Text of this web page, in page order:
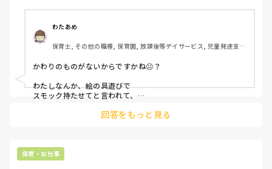
なんでそんなに持ち帰りしないのかな？と思ってしまうほど
私の子供の園では汚れてなくても使ったら都度持ち帰ってき
わたあめ
保育士, その他の職種, 保育園, 放課後等デイサービス, 児童発達支援
かわりのものがないからですかね☹️？
わたしなんか、絵の具遊びで
スモック持たせてと言われて、
貸してもらいましたー！って
更に苛つきました。笑
西松屋のなので捨てて新しいの買いました。
回答をもっと見る
保育・お仕事